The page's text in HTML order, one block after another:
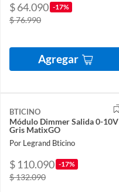
$ 64.090 -17%
$ 76.990
Agregar
BTICINO
Módulo Dimmer Salida 0-10V
Gris MatixGO
Por Legrand Bticino
$ 110.090 -17%
$ 132.090